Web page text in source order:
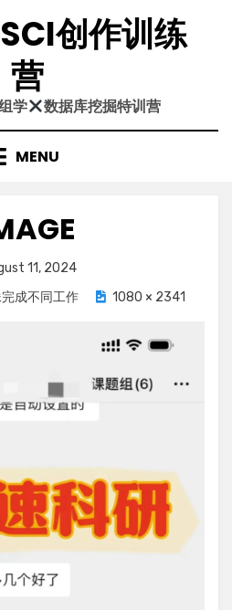
创作训练
营
学 数据库挖掘特训营
MENU
11, 2024
成不同工作
1080 × 2341